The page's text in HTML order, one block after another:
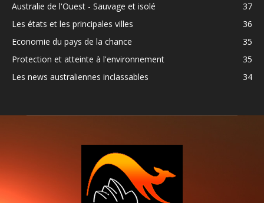
Australie de l'Ouest - Sauvage et isolé
37
Les états et les principales villes
36
Economie du pays de la chance
35
Protection et atteinte à l'environnement
35
Les news australiennes inclassables
34